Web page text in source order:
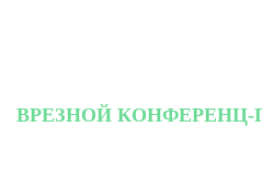
ВРЕЗНОЙ КОНФЕРЕНЦ-